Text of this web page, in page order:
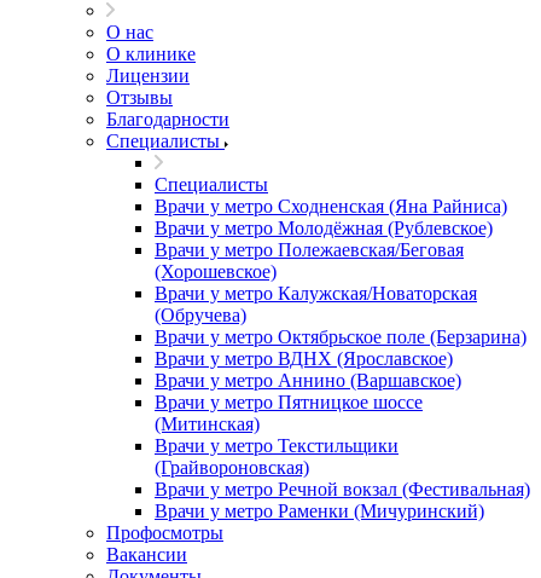
О нас
О клинике
Лицензии
Отзывы
Благодарности
Специалисты
Специалисты
Врачи у метро Сходненская (Яна Райниса)
Врачи у метро Молодёжная (Рублевское)
Врачи у метро Полежаевская/Беговая
(Хорошевское)
Врачи у метро Калужская/Новаторская
(Обручева)
Врачи у метро Октябрьское поле (Берзарина)
Врачи у метро ВДНХ (Ярославское)
Врачи у метро Аннино (Варшавское)
Врачи у метро Пятницкое шоссе
(Митинская)
Врачи у метро Текстильщики
(Грайвороновская)
Врачи у метро Речной вокзал (Фестивальная)
Врачи у метро Раменки (Мичуринский)
Профосмотры
Вакансии